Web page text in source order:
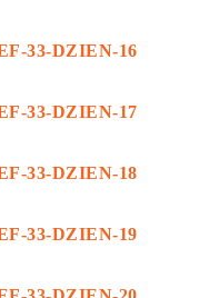
33-DZIEN-16
33-DZIEN-17
33-DZIEN-18
33-DZIEN-19